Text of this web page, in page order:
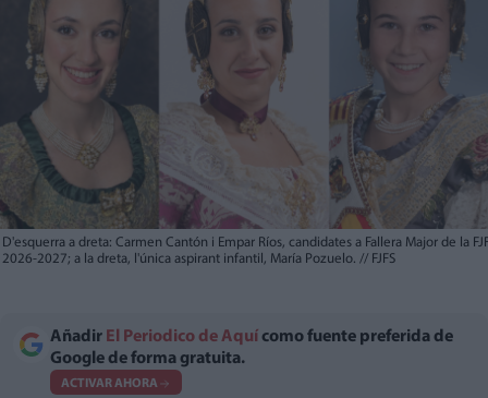
D'esquerra a dreta: Carmen Cantón i Empar Ríos, candidates a Fallera Major de la
2026-2027; a la dreta, l'única aspirant infantil, María Pozuelo. // FJFS
Añadir El Periodico de Aquí como fuente preferida de
Google de forma gratuita.
ACTIVAR AHORA